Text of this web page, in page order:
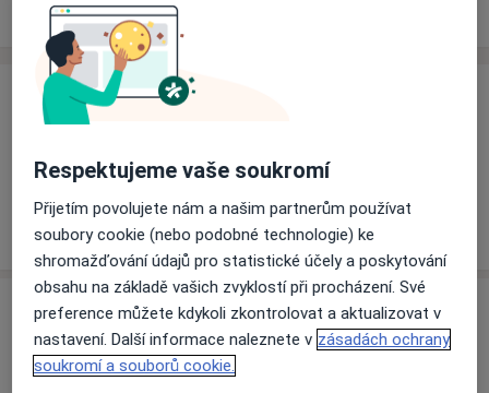
Ceník Adresy
Ceník
Tento specialista ještě nepřidával žádné informace o
svých službách.
Adresa
Ordinace
Respektujeme vaše soukromí
Přijetím povolujete nám a našim partnerům používat
soubory cookie (nebo podobné technologie) ke
shromažďování údajů pro statistické účely a poskytování
obsahu na základě vašich zvyklostí při procházení. Své
preference můžete kdykoli zkontrolovat a aktualizovat v
nastavení. Další informace naleznete v zásadách ochrany
soukromí a souborů cookie.